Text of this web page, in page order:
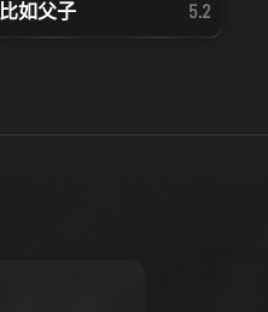
比如父子 5.2